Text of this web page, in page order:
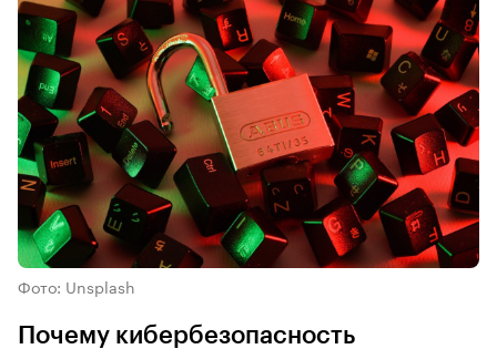
Фото: Unsplash
Почему кибербезопасность